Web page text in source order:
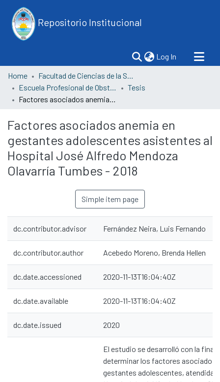
Repositorio Institucional
Log In (current)
Home
Facultad de Ciencias de la Salud
Escuela Profesional de Obstetricia
Tesis
Factores asociados anemia en gestantes adolescentes asistentes al Hospital José Alfredo Mendoza Olavarría Tumbes - 2018
Factores asociados anemia en
gestantes adolescentes asistentes al
Hospital José Alfredo Mendoza
Olavarría Tumbes - 2018
Simple item page
dc.contributor.advisor Fernández Neira, Luis Fernando
dc.contributor.author Acebedo Moreno, Brenda Hellen
dc.date.accessioned 2020-11-13T16:04:40Z
dc.date.available 2020-11-13T16:04:40Z
dc.date.issued 2020
El estudio se desarrolló con la
determinar los factores asociados
gestantes adolescentes, atendidas